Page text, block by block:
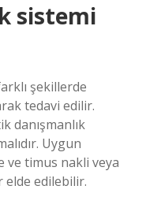
sistemi
şekillerde
tedavi edilir.
danışmanlık
Uygun
ve timus nakli veya
elde edilebilir.